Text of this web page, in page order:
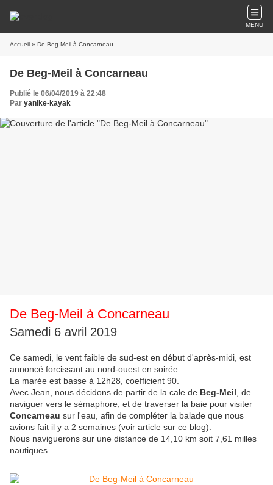
MENU
Accueil » De Beg-Meil à Concarneau
De Beg-Meil à Concarneau
Publié le 06/04/2019 à 22:48
Par yanike-kayak
De Beg-Meil à Concarneau
Samedi 6 avril 2019
Ce samedi, le vent faible de sud-est en début d'après-midi, est
annoncé forcissant au nord-ouest en soirée.
La marée est basse à 12h28, coefficient 90.
Avec Jean, nous décidons de partir de la cale de Beg-Meil , de
naviguer vers le sémaphore, et de traverser la baie pour visiter
Concarneau sur l'eau, afin de compléter la balade que nous
avions fait il y a 2 semaines (voir article sur ce blog).
Nous naviguerons sur une distance de 14,10 km soit 7,61 milles
nautiques.